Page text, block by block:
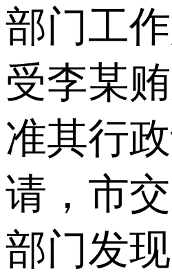
部门工
受李某
准其行
请，市
部门发